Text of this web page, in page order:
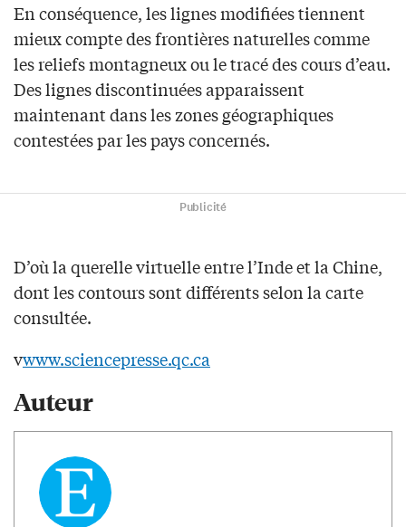
En conséquence, les lignes modifiées tiennent
mieux compte des frontières naturelles comme
les reliefs montagneux ou le tracé des cours d’eau.
Des lignes discontinuées apparaissent
maintenant dans les zones géographiques
contestées par les pays concernés.
Publicité
D’où la querelle virtuelle entre l’Inde et la Chine,
dont les contours sont différents selon la carte
consultée.
vwww.sciencepresse.qc.ca
Auteur